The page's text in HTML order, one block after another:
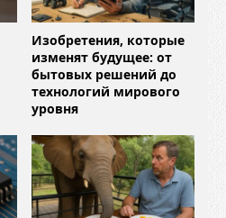
Изобретения, которые
изменят будущее: от
бытовых решений до
технологий мирового
уровня